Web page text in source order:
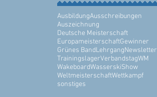
AusbildungAusschreibungen
Auszeichnung
Deutsche Meisterschaft
EuropameisterschaftGewinner
Grünes BandLehrgangNewsletter
TrainingslagerVerbandstagWM
WakeboardWasserskiShow
WeltmeisterschaftWettkampf
sonstiges